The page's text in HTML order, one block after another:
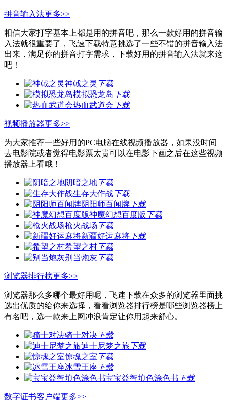
拼音输入法更多>>
相信大家打字基本上都是用的拼音吧，那么一款好用的拼音输
入法就很重要了，飞速下载特意挑选了一些不错的拼音输入法
出来，满足你的拼音打字需求，下载好用的拼音输入法就来这
吧！
神戟之灵 下载
模拟恐龙岛 下载
热血武道会 下载
视频播放器更多>>
为大家推荐一些好用的PC电脑在线视频播放器，如果没时间
去电影院或者觉得电影票太贵可以在电影下画之后在这些视频
播放器上看哦！
阴暗之地下载
生存大作战下载
阴阳师百闻牌下载
神魔幻想百度版 下载
枪火战场 下载
新疆好运麻将下载
希望之村下载
别当炮灰 下载
浏览器排行榜更多>>
浏览器那么多哪个最好用呢，飞速下载在众多的浏览器里面挑
选出优质的给你来选择，看看浏览器排行榜是哪些浏览器榜上
有名吧，选一款来上网冲浪肯定让你用起来舒心。
骑士对决下载
迪士尼梦之旅 下载
惊魂之室 下载
冰雪王座 下载
宝宝益智填色涂色书 下载
数字证书客户端更多>>